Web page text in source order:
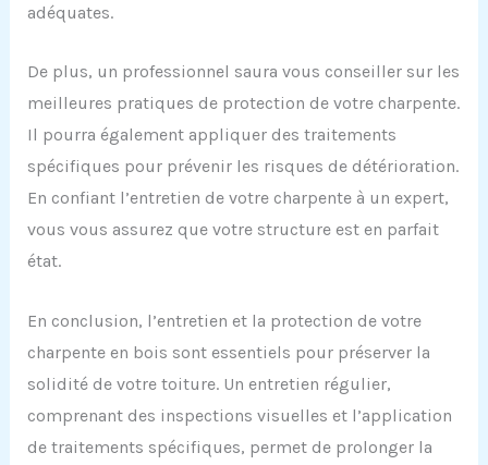
adéquates.
De plus, un professionnel saura vous conseiller sur les
meilleures pratiques de protection de votre charpente.
Il pourra également appliquer des traitements
spécifiques pour prévenir les risques de détérioration.
En confiant l’entretien de votre charpente à un expert,
vous vous assurez que votre structure est en parfait
état.
En conclusion, l’entretien et la protection de votre
charpente en bois sont essentiels pour préserver la
solidité de votre toiture. Un entretien régulier,
comprenant des inspections visuelles et l’application
de traitements spécifiques, permet de prolonger la